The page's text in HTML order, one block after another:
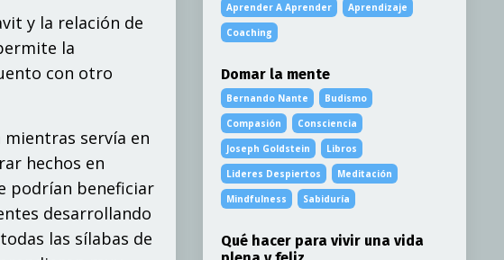
y la relación de
la
con otro
mientras servía en
rar hechos en
podrían beneficiar
ntes desarrollando
todas las sílabas de
Aprender A Aprender
Aprendizaje
Coaching
Domar la mente
Bernando Nante
Budismo
Compasión
Consciencia
Joseph Goldstein
Libros
Lideres Despiertos
Meditación
Mindfulness
Sabiduría
Qué hacer para vivir una vida